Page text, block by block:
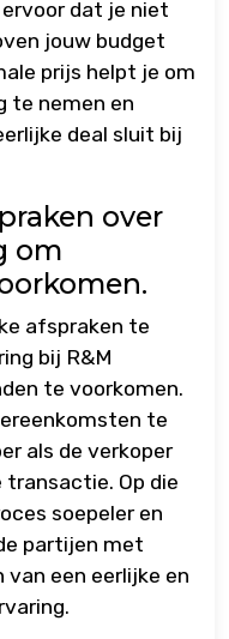
dat je niet
jouw budget
prijs helpt je om
te nemen en
deal sluit bij
over
om
afspraken te
bij R&M
te voorkomen.
te
als de verkoper
transactie. Op die
soepeler en
partijen met
een eerlijke en